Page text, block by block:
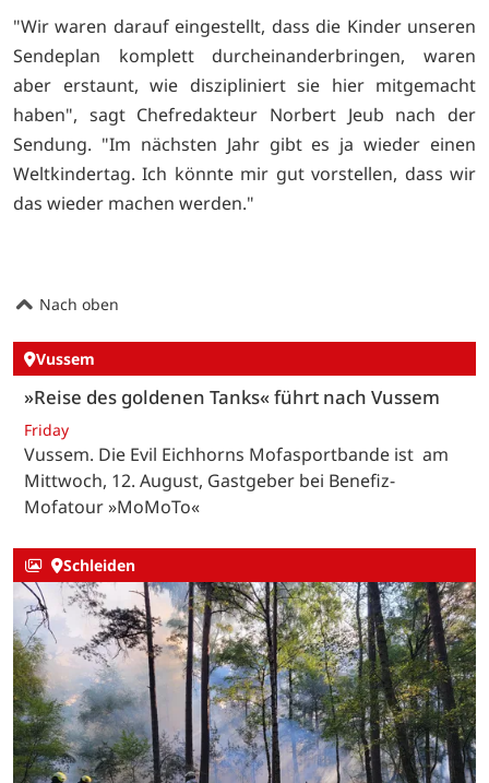
"Wir waren darauf eingestellt, dass die Kinder unseren
Sendeplan komplett durcheinanderbringen, waren
aber erstaunt, wie diszipliniert sie hier mitgemacht
haben", sagt Chefredakteur Norbert Jeub nach der
Sendung. "Im nächsten Jahr gibt es ja wieder einen
Weltkindertag. Ich könnte mir gut vorstellen, dass wir
das wieder machen werden."
Nach oben
Vussem
»Reise des goldenen Tanks« führt nach Vussem
Friday
Vussem. Die Evil Eichhorns Mofasportbande ist am
Mittwoch, 12. August, Gastgeber bei Benefiz-
Mofatour »MoMoTo«
Schleiden